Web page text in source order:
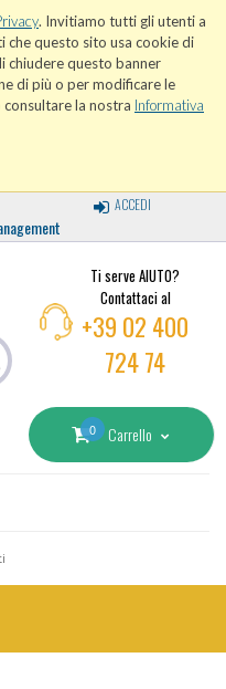
. Invitiamo tutti gli utenti a
che questo sito usa cookie di
chiudere questo banner
di più o per modificare le
la nostra Informativa
ACCEDI
Ti serve AIUTO?
Contattaci al
+39 02 400
724 74
0 Carrello